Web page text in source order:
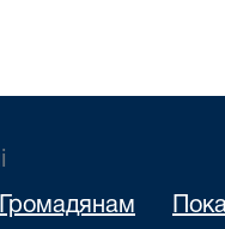
Громадянам